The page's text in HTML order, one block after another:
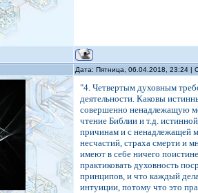
Дата: Пятница, 06.04.2018, 23:24 |
"4. Четвертым духовным
деятельности. Каковы
совершенно ненадлежащую
чтение Библии и т.д.
причинам и с ненадлежащей
несчастий, страха смерти и
имеют в себе ничего
практиковать духовность
принципов, и что каждый
интуиции, потому что это